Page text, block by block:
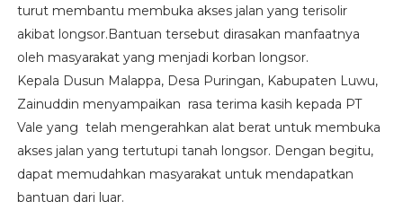
turut membantu membuka akses jalan yang terisolir
akibat longsor.Bantuan tersebut dirasakan manfaatnya
oleh masyarakat yang menjadi korban longsor.
Kepala Dusun Malappa, Desa Puringan, Kabupaten Luwu,
Zainuddin menyampaikan rasa terima kasih kepada PT
Vale yang telah mengerahkan alat berat untuk membuka
akses jalan yang tertutupi tanah longsor. Dengan begitu,
dapat memudahkan masyarakat untuk mendapatkan
bantuan dari luar.